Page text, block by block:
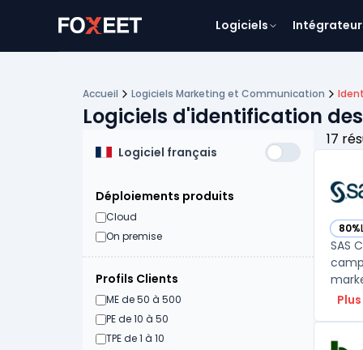
Logiciels
Accueil Logiciels Marketing et Communication
Logiciels d'identification
Logiciel français
Déploiements produits
Cloud
On premise
Profils Clients
ME de 50 à 500
PE de 10 à 50
TPE de 1 à 10
17
80%
—
SAS